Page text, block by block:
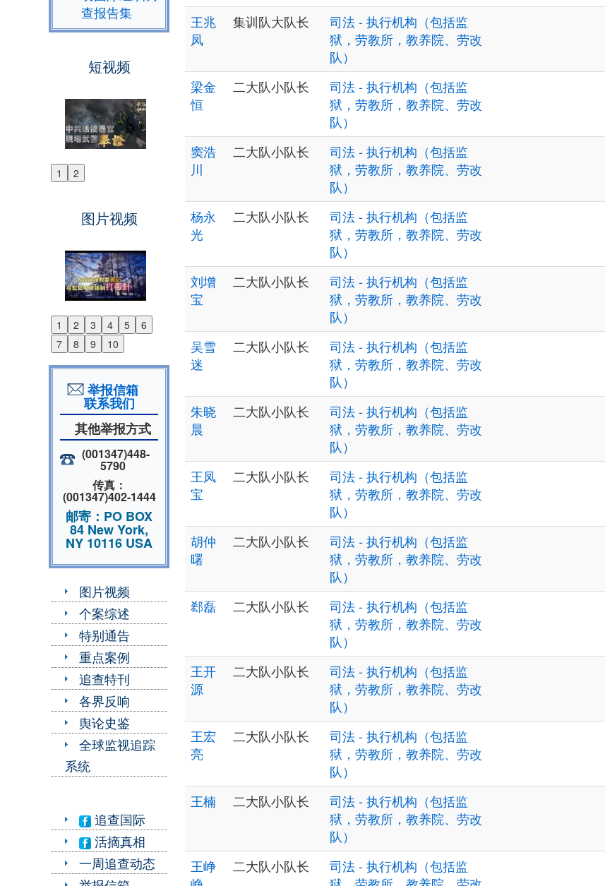
查报告集
短视频
1 2
Previous
图片视频
1 2 3 4 5
6
7
8 9 10
Previous
Next
举报信箱
联系我们
其他举报方式
(001347)448-
5790
传真：
(001347)402-1444
邮寄：PO BOX
84 New York,
NY 10116 USA
图片视频
个案综述
特别通告
重点案例
追查特刊
各界反响
舆论史鉴
全球监视追踪
系统
追查国际
活摘真相
一周追查动态
王兆
凤
集训队大队长
司法 - 执行机构（包括监
狱，劳教所，教养院、劳改
队）
梁金
恒
二大队小队长
司法 - 执行机构（包括监
狱，劳教所，教养院、劳改
队）
窦浩
川
二大队小队长
司法 - 执行机构（包括监
狱，劳教所，教养院、劳改
队）
杨永
光
二大队小队长
司法 - 执行机构（包括监
狱，劳教所，教养院、劳改
队）
刘增
宝
二大队小队长
司法 - 执行机构（包括监
狱，劳教所，教养院、劳改
队）
吴雪
迷
二大队小队长
司法 - 执行机构（包括监
狱，劳教所，教养院、劳改
队）
朱晓
晨
二大队小队长
司法 - 执行机构（包括监
狱，劳教所，教养院、劳改
队）
王凤
宝
二大队小队长
司法 - 执行机构（包括监
狱，劳教所，教养院、劳改
队）
胡仲
曙
二大队小队长
司法 - 执行机构（包括监
狱，劳教所，教养院、劳改
队）
郄磊
二大队小队长
司法 - 执行机构（包括监
狱，劳教所，教养院、劳改
队）
王开
源
二大队小队长
司法 - 执行机构（包括监
狱，劳教所，教养院、劳改
队）
王宏
亮
二大队小队长
司法 - 执行机构（包括监
狱，劳教所，教养院、劳改
队）
王楠
二大队小队长
司法 - 执行机构（包括监
狱，劳教所，教养院、劳改
队）
王峥
二大队小队长
司法 - 执行机构（包括监